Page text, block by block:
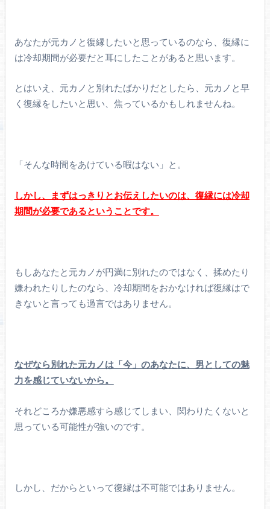
あなたが元カノと復縁したいと思っているのなら、復縁に
は冷却期間が必要だと耳にしたことがあると思います。
とはいえ、元カノと別れたばかりだとしたら、元カノと早
く復縁をしたいと思い、焦っているかもしれませんね。
「そんな時間をあけている暇はない」と。
しかし、まずはっきりとお伝えしたいのは、復縁には冷却
期間が必要であるということです。
もしあなたと元カノが円満に別れたのではなく、揉めたり
嫌われたりしたのなら、冷却期間をおかなければ復縁はで
きないと言っても過言ではありません。
なぜなら別れた元カノは「今」のあなたに、男としての魅
力を感じていないから。
それどころか嫌悪感すら感じてしまい、関わりたくないと
思っている可能性が強いのです。
しかし、だからといって復縁は不可能ではありません。